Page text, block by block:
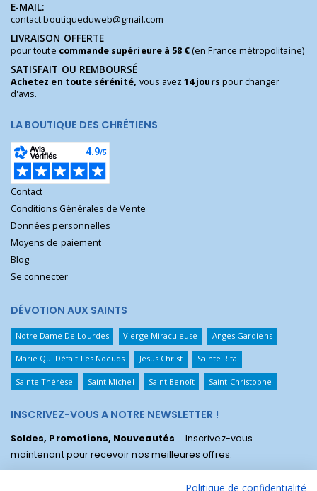
E-MAIL:
contact.boutiqueduweb@gmail.com
LIVRAISON OFFERTE
pour toute commande supérieure à 58 €(en France métropolitaine)
SATISFAIT OU REMBOURSÉ
Achetez en toute sérénité, vous avez14 jours pour changer
d'avis.
LA BOUTIQUE DES CHRÉTIENS
Contact
Conditions Générales de Vente
Données personnelles
Moyens de paiement
Blog
Se connecter
DÉVOTION AUX SAINTS
Notre Dame De Lourdes Vierge Miraculeuse Anges Gardiens
Marie Qui Défait Les Noeuds Jésus Christ Sainte Rita
Sainte Thérèse Saint Michel Saint Benoît Saint Christophe
INSCRIVEZ-VOUS A NOTRE NEWSLETTER !
Soldes, Promotions, Nouveautés ... Inscrivez-vous
maintenant pour recevoir nos meilleures offres.
Politique de confidentialité